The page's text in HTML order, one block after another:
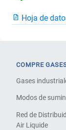
Hoja de
COMPRE
Gases
Modos de
Red de
Air Liquide